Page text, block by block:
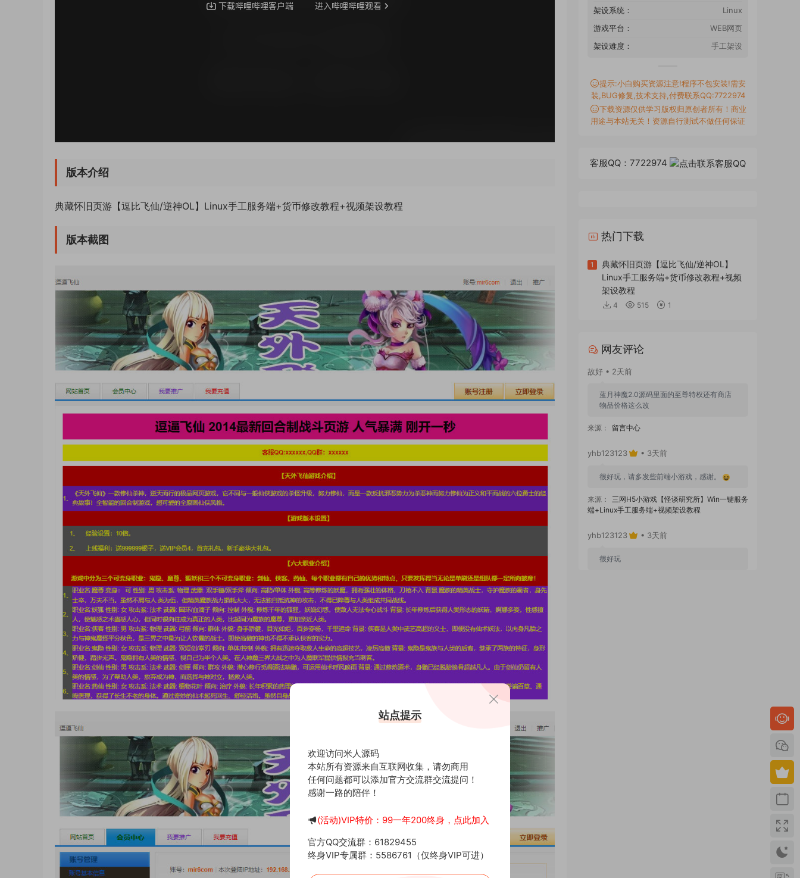
版本介绍
典藏怀旧页游【逗比飞仙/逆神OL】Linux手工服务端+货币修改教程+视频架设教程
版本截图
架设系统：
Linux
游戏平台：
WEB网页
架设难度：
手工架设
提示:小白购买资源注意!程序不包安装!需安
装,BUG修复,技术支持,付费联系QQ:7722974
下载资源仅供学习版权归原创者所有！商业
用途与本站无关！资源自行测试不做任何保证
客服QQ：7722974
热门下载
1
典藏怀旧页游【逗比飞仙/逆神OL】
Linux手工服务端+货币修改教程+视频
架设教程
4 515 1
网友评论
故好 • 2天前
蓝月神魔2.0源码里面的至尊特权还有商店
物品价格这么改
来源： 留言中心
yhb123123 • 3天前
很好玩，请多发些前端小游戏，感谢。
来源：
三网H5小游戏【怪谈研究所】Win一键服务
端+Linux手工服务端+视频架设教程
yhb123123 • 3天前
很好玩
站点提示
欢迎访问米人源码
本站所有资源来自互联网收集，请勿商用
任何问题都可以添加官方交流群交流提问！
感谢一路的陪伴！
(活动)VIP特价：99一年200终身，点此加入
官方QQ交流群：61829455
终身VIP专属群：5586761（仅终身VIP可进）